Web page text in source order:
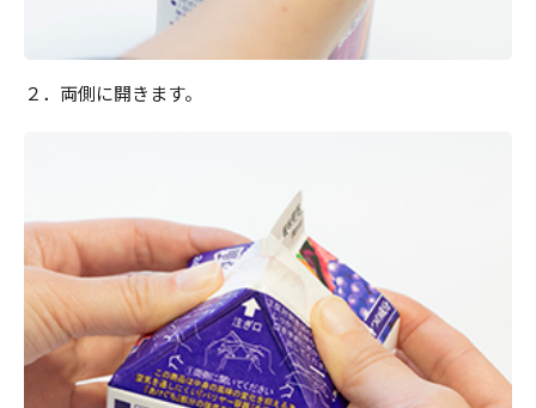
２．両側に開きます。